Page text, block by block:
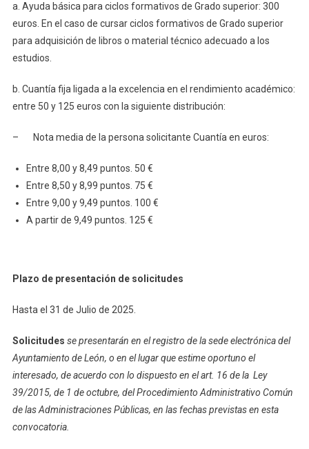
a. Ayuda básica para ciclos formativos de Grado superior: 300
euros. En el caso de cursar ciclos formativos de Grado superior
para adquisición de libros o material técnico adecuado a los
estudios.
b. Cuantía fija ligada a la excelencia en el rendimiento académico:
entre 50 y 125 euros con la siguiente distribución:
– Nota media de la persona solicitante Cuantía en euros:
Entre 8,00 y 8,49 puntos. 50 €
Entre 8,50 y 8,99 puntos. 75 €
Entre 9,00 y 9,49 puntos. 100 €
A partir de 9,49 puntos. 125 €
Plazo de presentación de solicitudes
Hasta el 31 de Julio de 2025.
Solicitudes se presentarán en el registro de la sede electrónica del
Ayuntamiento de León, o en el lugar que estime oportuno el
interesado, de acuerdo con lo dispuesto en el art. 16 de la Ley
39/2015, de 1 de octubre, del Procedimiento Administrativo Común
de las Administraciones Públicas, en las fechas previstas en esta
convocatoria.